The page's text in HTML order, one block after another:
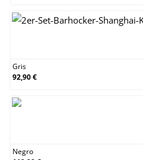
Gris
92,90 €
Negro